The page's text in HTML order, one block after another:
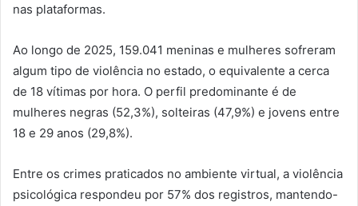
nas plataformas.
Ao longo de 2025, 159.041 meninas e mulheres sofreram
algum tipo de violência no estado, o equivalente a cerca
de 18 vítimas por hora. O perfil predominante é de
mulheres negras (52,3%), solteiras (47,9%) e jovens entre
18 e 29 anos (29,8%).
Entre os crimes praticados no ambiente virtual, a violência
psicológica respondeu por 57% dos registros, mantendo-